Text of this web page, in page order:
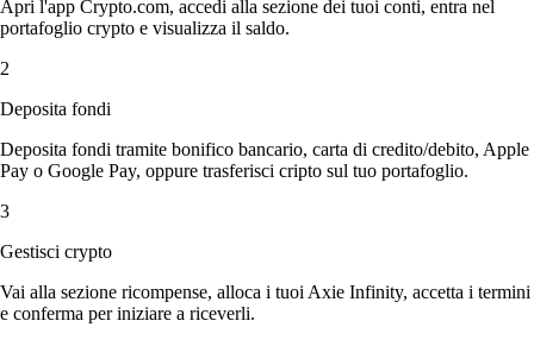
Apri l'app Crypto.com, accedi alla sezione dei tuoi conti, entra nel
portafoglio crypto e visualizza il saldo.
2
Deposita fondi
Deposita fondi tramite bonifico bancario, carta di credito/debito, Apple
Pay o Google Pay, oppure trasferisci cripto sul tuo portafoglio.
3
Gestisci crypto
Vai alla sezione ricompense, alloca i tuoi Axie Infinity, accetta i termini
e conferma per iniziare a riceverli.